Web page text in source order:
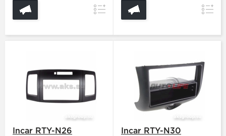
Сравнение
Incar RTY-N26 Incar RTY-N30